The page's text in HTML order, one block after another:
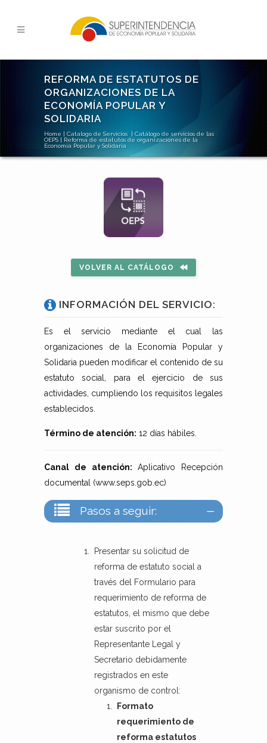
REFORMA DE ESTATUTOS DE
ORGANIZACIONES DE LA
ECONOMÍA POPULAR Y
SOLIDARIA
Home | Catalogo de Servicios | Catálogo de servicios de las
OEPS | Reforma de estatutos de organizaciones de la
Economía Popular y Solidaria
VOLVER AL CATÁLOGO
INFORMACIÓN DEL SERVICIO:
Es el servicio mediante el cual las
organizaciones de la Economía Popular y
Solidaria pueden modificar el contenido de su
estatuto social, para el ejercicio de sus
actividades, cumpliendo los requisitos legales
establecidos.
Término de atención: 12 días hábiles.
Canal de atención: Aplicativo Recepción
documental (www.seps.gob.ec)
Pasos a seguir:
Presentar su solicitud de
reforma de estatuto social a
través del Formulario para
requerimiento de reforma de
estatutos, el mismo que debe
estar suscrito por el
Representante Legal y
Secretario debidamente
registrados en este
organismo de control:
Formato
requerimiento de
reforma estatutos